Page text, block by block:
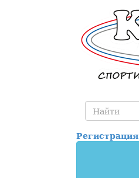
Регистрация